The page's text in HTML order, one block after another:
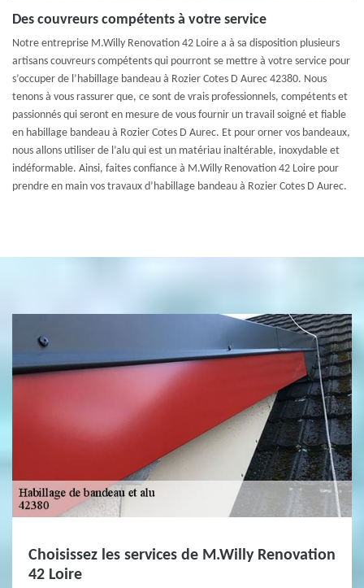
Des couvreurs compétents à votre service
Notre entreprise M.Willy Renovation 42 Loire a à sa disposition plusieurs
artisans couvreurs compétents qui pourront se mettre à votre service pour
s’occuper de l’habillage bandeau à Rozier Cotes D Aurec 42380. Nous
tenons à vous rassurer que, ce sont de vrais professionnels, compétents et
passionnés qui seront en mesure de vous fournir un travail soigné et fiable
en habillage bandeau à Rozier Cotes D Aurec. Et pour orner vos bandeaux,
nous allons utiliser de l’alu qui est un matériau inaltérable, inoxydable et
indéformable. Ainsi, faites confiance à M.Willy Renovation 42 Loire pour
prendre en main vos travaux d’habillage bandeau à Rozier Cotes D Aurec.
Choisissez les services de M.Willy Renovation
42 Loire